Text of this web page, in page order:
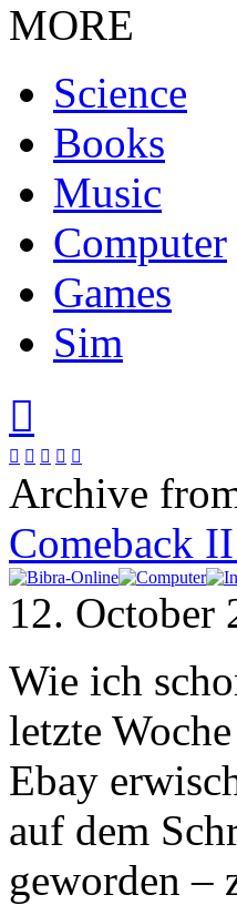
MORE
Science
Books
Music
Computer
Games
Sim

    
Archive
Comeback
12. October
Wie ich
letzte
Ebay
auf dem
geworden –